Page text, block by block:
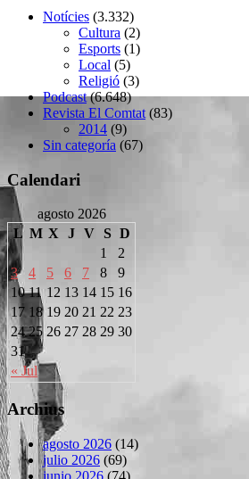
Notícies (3.332)
Cultura (2)
Esports (1)
Local (5)
Religió (3)
Podcast(6.648)
Revista El Comtat (83)
2014 (9)
Sin categoría (67)
Calendari
agosto 2026
L M X J V S D
« Jul
1
2
3
4 5 6 7 8
9
10 11 12 13 14 15 16
17 18 19 20 21 22 23
24 25 26 27 28 29 30
31
Archius
agosto 2026 (14)
julio 2026 (69)
junio 2026 (74)